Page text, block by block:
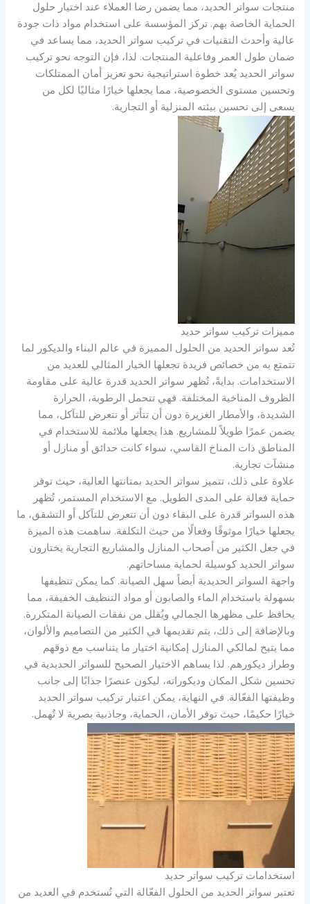
منتجات سواتر الحديد، مما يضمن رضا العملاء عند اختيار حلول
الحماية الخاصة بهم. تركز المؤسسة على استخدام مواد ذات جودة
عالية وأحدث التقنيات في تركيب سواتر الحديد، مما يساعد في
ضمان طول العمر وفاعلية المنتجات. لذا، فإن التوجه نحو تركيب
سواتر الحديد يُعد خطوة استراتيجية نحو تعزيز أمان الممتلكات
وتحسين مستوى الخصوصية، مما يجعلها خيارًا مثاليًا لكل من
يسعى إلى تحسين بيئته المنزلية أو التجارية.
مميزات تركيب سواتر حديد
تُعد سواتر الحديد من الحلول المميزة في عالم البناء والديكور لما
تتمتع به من خصائص فريدة تجعلها الخيار المثالي للعديد من
الاستخدامات. بدايةً، تُظهر سواتر الحديد قدرة عالية على مقاومة
الظروف المناخية المختلفة. فهي تتحمل الرطوبة، الحرارة
الشديدة، والأمطار الغزيرة دون أن تتأثر أو تتعرض للتآكل، مما
يضمن عمرًا طويلاً للمشاريع. هذا يجعلها ملائمة للاستخدام في
المناطق ذات المناخ القاسي، سواء كانت حدائق أو منازل أو
منشآت تجارية.
علاوة على ذلك، تتميز سواتر الحديد بمتانتها العالية، حيث توفر
حماية فعالة على المدى الطويل. مع الاستخدام المستمر، تُظهر
هذه السواتر قدرة على البقاء دون أن تتعرض للتآكل أو التشقق، ما
يجعلها خيارًا موثوقًا وفعالًا من حيث التكلفة. ساهمت هذه الميزة
في جعل الكثير من أصحاب المنازل والمشاريع التجارية يختارون
سواتر الحديد كوسيلة لحماية مساحاتهم.
واجهة السواتر الحديدية أيضاً سهل الصيانة. كما يمكن تنظيفها
بسهولة باستخدام الماء والصابون أو مواد التنظيف الخفيفة، مما
يحافظ على مظهرها الجمالي ويُقلل من نفقات الصيانة المتكررة.
وبالإضافة إلى ذلك، يتم تقديمها في الكثير من التصاميم والألوان،
مما يتيح لمالكي المنازل إمكانية اختيار ما يتناسب مع ذوقهم
وطراز ديكورهم. لذا يساهم الاختيار الصحيح للسواتر الحديدية في
تحسين شكل المكان وديكوراته، ليكون عنصرًا جذابًا إلى جانب
وظيفتها الفعّالة. في النهاية، يمكن اعتبار تركيب سواتر الحديد
خيارًا حكيمًا، حيث توفر الأمان، الحماية، وجاذبية بصرية لا تٌهمل.
استخدامات تركيب سواتر حديد
تعتبر سواتر الحديد من الحلول الفعّالة التي تُستخدم في العديد من